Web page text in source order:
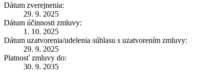
Dátum zverejnenia:
29. 9. 2025
Dátum účinnosti zmluvy:
1. 10. 2025
Dátum uzatvorenia/udelenia súhlasu s uzatvorením zmluvy:
29. 9. 2025
Platnosť zmluvy do:
30. 9. 2035